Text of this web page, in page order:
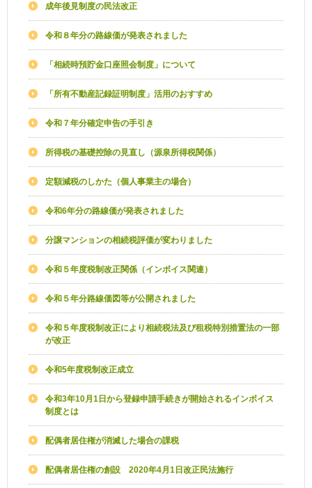
成年後見制度の民法改正
令和８年分の路線価が発表されました
「相続時預貯金口座照会制度」について
「所有不動産記録証明制度」活用のおすすめ
令和７年分確定申告の手引き
所得税の基礎控除の見直し（源泉所得税関係）
定額減税のしかた（個人事業主の場合）
令和6年分の路線価が発表されました
分譲マンションの相続税評価が変わりました
令和５年度税制改正関係（インボイス関連）
令和５年分路線価図等が公開されました
令和５年度税制改正により相続税法及び租税特別措置法の一部
が改正
令和5年度税制改正成立
令和3年10月1日から登録申請手続きが開始されるインボイス
制度とは
配偶者居住権が消滅した場合の課税
配偶者居住権の創設 2020年4月1日改正民法施行